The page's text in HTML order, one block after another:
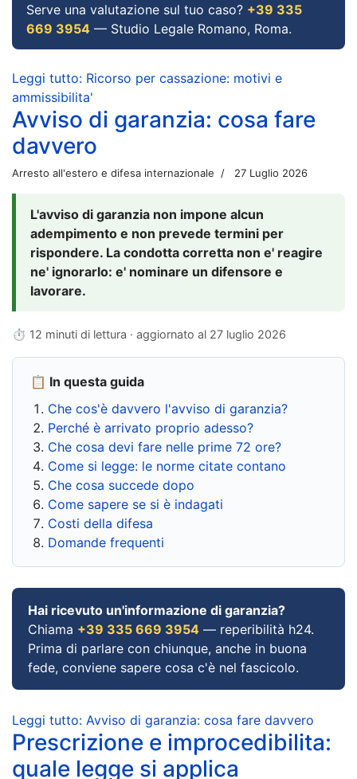
Serve una valutazione sul tuo caso? +39 335
669 3954 — Studio Legale Romano, Roma.
Leggi tutto: Ricorso per cassazione: motivi e
ammissibilita'
Avviso di garanzia: cosa fare
davvero
Arresto all'estero e difesa internazionale 27 Luglio 2026
L'avviso di garanzia non impone alcun
adempimento e non prevede termini per
rispondere. La condotta corretta non e' reagire
ne' ignorarlo: e' nominare un difensore e
lavorare.
⏱ 12 minuti di lettura · aggiornato al 27 luglio 2026
📋 In questa guida
Che cos'è davvero l'avviso di garanzia?
Perché è arrivato proprio adesso?
Che cosa devi fare nelle prime 72 ore?
Come si legge: le norme citate contano
Che cosa succede dopo
Come sapere se si è indagati
Costi della difesa
Domande frequenti
Hai ricevuto un'informazione di garanzia?
Chiama +39 335 669 3954 — reperibilità h24.
Prima di parlare con chiunque, anche in buona
fede, conviene sapere cosa c'è nel fascicolo.
Leggi tutto: Avviso di garanzia: cosa fare davvero
Prescrizione e improcedibilita:
quale legge si applica